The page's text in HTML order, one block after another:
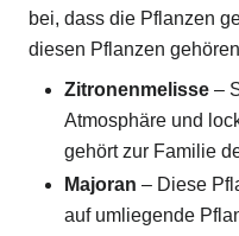
bei, dass die Pflanzen
diesen Pflanzen
Zitronenmelisse –
Atmosphäre und
gehört zur Familie
Majoran – Diese
auf umliegende